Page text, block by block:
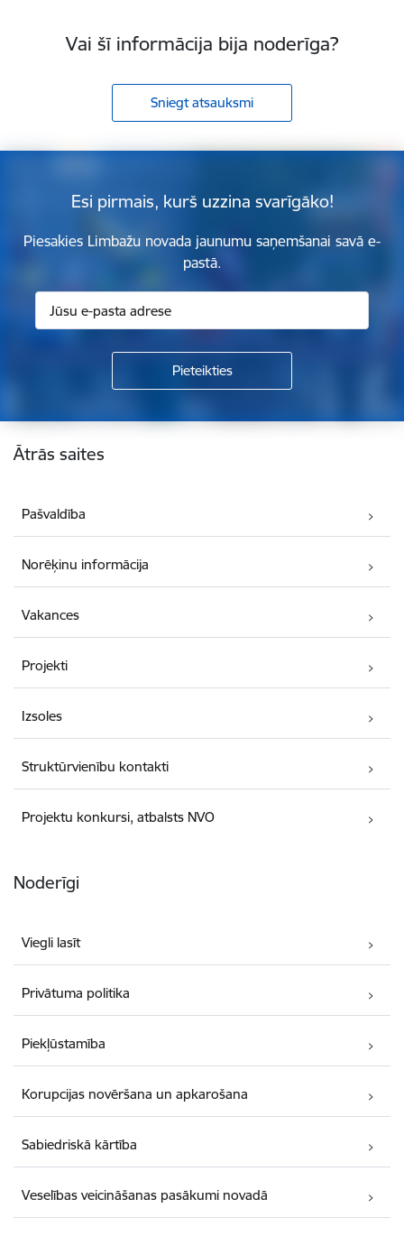
Vai šī informācija bija noderīga?
Sniegt atsauksmi
Esi pirmais, kurš uzzina svarīgāko!
Piesakies Limbažu novada jaunumu saņemšanai savā e-
pastā.
Kājene
Ātrās saites
Pašvaldība
Norēķinu informācija
Vakances
Projekti
Izsoles
Struktūrvienību kontakti
Projektu konkursi, atbalsts NVO
Noderīgi
Viegli lasīt
Privātuma politika
Piekļūstamība
Korupcijas novēršana un apkarošana
Sabiedriskā kārtība
Veselības veicināšanas pasākumi novadā